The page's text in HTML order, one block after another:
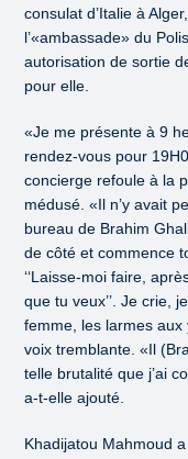
consulat d’Italie à
l’«ambassade» du
autorisation de sortie
pour elle.
«Je me présente à 9
rendez-vous pour
concierge refoule à la
médusé. «Il n’y avait
bureau de Brahim
de côté et commence
‘‘Laisse-moi faire,
que tu veux’’. Je crie,
femme, les larmes aux
voix tremblante. «Il
telle brutalité que j’ai
a-t-elle ajouté.
Khadijatou Mahmoud